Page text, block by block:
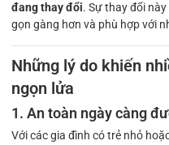
đang thay đổi. Sự thay đổi
gọn gàng hơn và phù hợp với
Những lý do khiến
ngọn lửa
1. An toàn ngày càng
Với các gia đình có trẻ nhỏ